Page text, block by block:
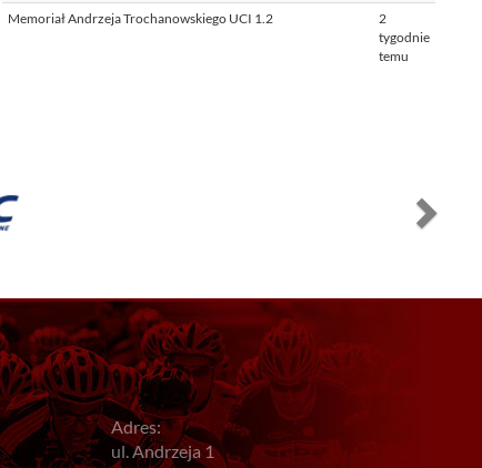
Memoriał Andrzeja Trochanowskiego UCI 1.2
2
tygodnie
temu
Adres:
ul. Andrzeja 1